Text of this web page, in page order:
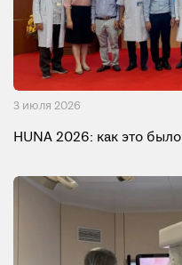
3 июля 2026
HUNA 2026: как это было